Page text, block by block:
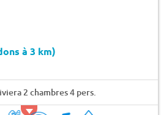
à 3 km)
2 chambres 4 pers.